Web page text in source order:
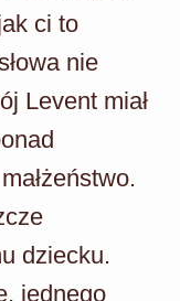
ci to
nie
Levent miał
dziecku.
jednego